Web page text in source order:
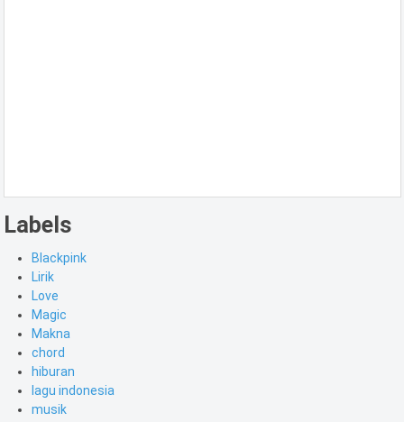
Labels
Blackpink
Lirik
Love
Magic
Makna
chord
hiburan
lagu indonesia
musik